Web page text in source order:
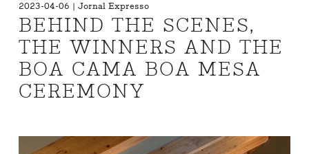
2023-04-06 | Jornal Expresso
BEHIND THE SCENES,
THE WINNERS AND THE
BOA CAMA BOA MESA
CEREMONY